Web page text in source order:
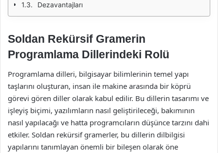
Dezavantajları
Soldan Rekürsif Gramerin
Programlama Dillerindeki Rolü
Programlama dilleri, bilgisayar bilimlerinin temel yapı
taşlarını oluşturan, insan ile makine arasında bir köprü
görevi gören diller olarak kabul edilir. Bu dillerin tasarımı ve
işleyiş biçimi, yazılımların nasıl geliştirileceği, bakımının
nasıl yapılacağı ve hatta programcıların düşünce tarzını dahi
etkiler. Soldan rekürsif gramerler, bu dillerin dilbilgisi
yapılarını tanımlayan önemli bir bileşen olarak öne